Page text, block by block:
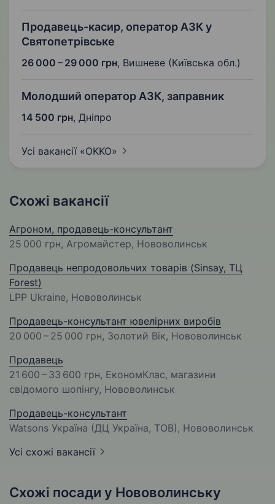
Продавець-касир, оператор АЗК у
Святопетрівське
26 000 – 29 000 грн, Вишневе (Київська обл.)
Молодший оператор АЗК, заправник
14 500 грн, Дніпро
Усі вакансії «OKKO»
Схожі вакансії
Агроном, продавець-консультант
25 000 грн, Агромайстер, Нововолинськ
Продавець непродовольчих товарів (Sinsay, ТЦ
Forest)
LPP Ukraine, Нововолинськ
Продавець-консультант ювелірних виробів
20 000 – 25 000 грн, Золотий Вік, Нововолинськ
Продавець
21 600 – 33 600 грн, ЕкономКлас, магазини
свідомого шопінгу, Нововолинськ
Продавець-консультант
Watsons Україна (ДЦ Україна, ТОВ), Нововолинськ
Усі схожі вакансії
Схожі посади у Нововолинську